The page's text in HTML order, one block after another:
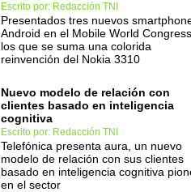
Escrito por: Redacción TNI
Presentados tres nuevos
Android en el Mobile World
los que se suma una colorida
reinvención del Nokia 3310
Nuevo modelo de relación con
clientes basado en inteligencia
cognitiva
Escrito por: Redacción TNI
Telefónica presenta aura, un nuevo
modelo de relación con sus clientes
basado en inteligencia cognitiva
en el sector